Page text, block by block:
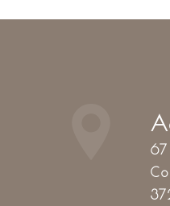
67 rue du Val de Loire, Centre